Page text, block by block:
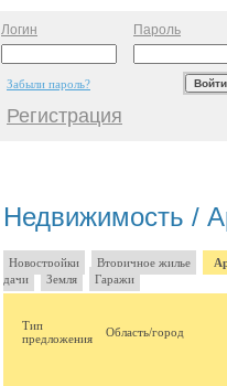
Логин Пароль
Забыли пароль?
Регистрация
Недвижимость /
Новостройки Вторичное жилье
дачи
Земля Гаражи
Тип
предложения
Область/город